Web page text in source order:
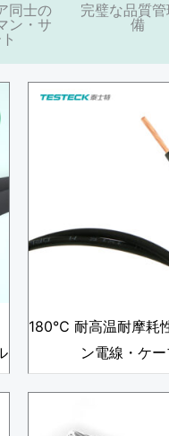
同士の
ン・サ
完璧な品質
備
180℃ 耐高温耐摩耗
ン電線・ケ